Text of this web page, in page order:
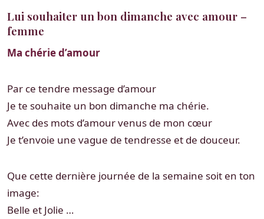
Lui souhaiter un bon dimanche avec amour –
femme
Ma chérie d’amour
Par ce tendre message d’amour
Je te souhaite un bon dimanche ma chérie.
Avec des mots d’amour venus de mon cœur
Je t’envoie une vague de tendresse et de douceur.
Que cette dernière journée de la semaine soit en ton
image:
Belle et Jolie …